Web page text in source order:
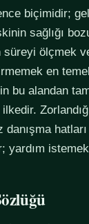
biçimidir;
sağlığı
ölçmek
en
bu alandan
istemek